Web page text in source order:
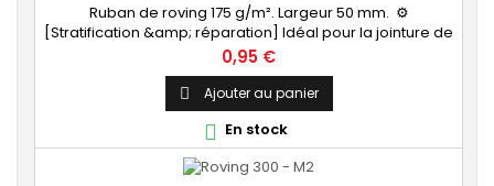
Ruban de roving 175 g/m². Largeur 50 mm. ⚙️
[Stratification &amp; réparation] Idéal pour la jointure de
cloison, la stratification de tube, le renfort de bordures
ou de coins. ✔️ [Prêt à l'emploi] Vendu au mètre linéaire
ou en rouleau complet de 30 mètres.
Prix
0,95 €
 Ajouter au panier
 En stock